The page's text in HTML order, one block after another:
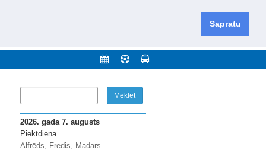
Sapratu
novadu un apkārtējos novadus un pilsētas.
2026. gada 7. augusts
Piektdiena
Alfrēds, Fredis, Madars